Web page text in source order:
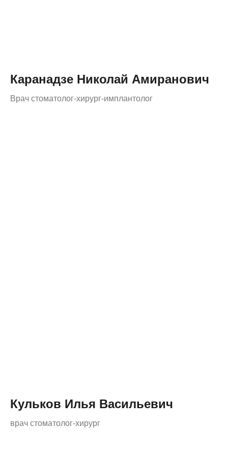
Каранадзе Николай Амиранович
Врач стоматолог-хирург-имплантолог
Кульков Илья Васильевич
врач стоматолог-хирург